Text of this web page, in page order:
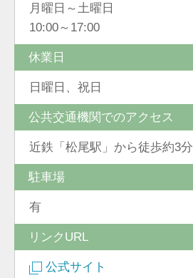
月曜日～土曜日
10:00～17:00
休業日
日曜日、祝日
公共交通機関でのアクセス
近鉄「松尾駅」から徒歩約3分
駐車場
有
リンクURL
公式サイト